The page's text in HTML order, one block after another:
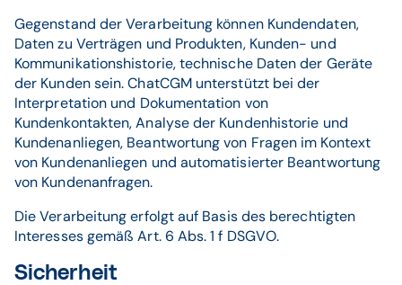
Gegenstand der Verarbeitung können Kundendaten,
Daten zu Verträgen und Produkten, Kunden- und
Kommunikationshistorie, technische Daten der Geräte
der Kunden sein. ChatCGM unterstützt bei der
Interpretation und Dokumentation von
Kundenkontakten, Analyse der Kundenhistorie und
Kundenanliegen, Beantwortung von Fragen im Kontext
von Kundenanliegen und automatisierter Beantwortung
von Kundenanfragen.
Die Verarbeitung erfolgt auf Basis des berechtigten
Interesses gemäß Art. 6 Abs. 1 f DSGVO.
Sicherheit